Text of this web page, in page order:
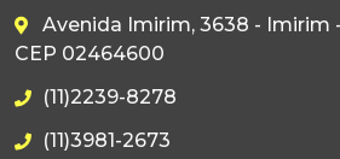
Avenida Imirim, 3638 - Imirim
CEP 02464600
(11)2239-8278
(11)3981-2673